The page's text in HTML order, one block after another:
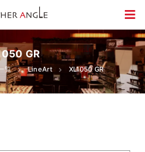
GR
覧 LineArt XL1050 GR